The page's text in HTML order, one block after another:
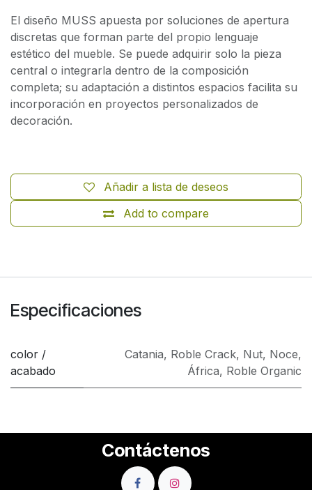
El diseño MUSS apuesta por soluciones de apertura
discretas que forman parte del propio lenguaje
estético del mueble. Se puede adquirir solo la pieza
central o integrarla dentro de la composición
completa; su adaptación a distintos espacios facilita su
incorporación en proyectos personalizados de
decoración.
Add to compare
Añadir a lista de deseos
Especificaciones
color /
acabado
Catania, Roble Crack, Nut, Noce,
África, Roble Organic
Contáctenos